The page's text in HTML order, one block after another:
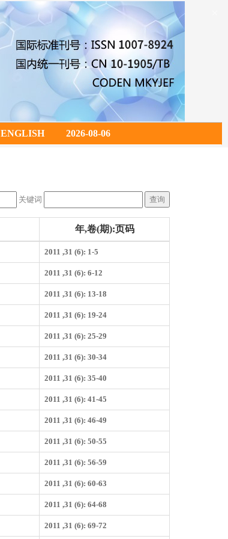
ENGLISH 2026-08-06
关键词
年,卷(期):页码
2011 ,31 (6): 1-5
2011 ,31 (6): 6-12
2011 ,31 (6): 13-18
2011 ,31 (6): 19-24
2011 ,31 (6): 25-29
2011 ,31 (6): 30-34
2011 ,31 (6): 35-40
2011 ,31 (6): 41-45
2011 ,31 (6): 46-49
2011 ,31 (6): 50-55
2011 ,31 (6): 56-59
2011 ,31 (6): 60-63
2011 ,31 (6): 64-68
2011 ,31 (6): 69-72